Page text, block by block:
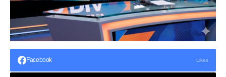
Facebook Likes